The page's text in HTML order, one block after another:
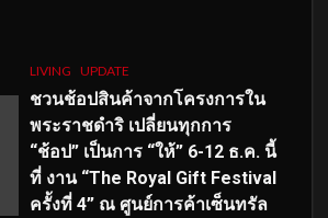
LIVING UPDATE
ชวนช้อปสินค้าจากโครงการใน
พระราชดำริ เปลี่ยนทุกการ
“ช้อป” เป็นการ “ให้” 6-12 ธ.ค. นี้
ที่ งาน “The Royal Gift Festival
ครั้งที่ 4” ณ ศูนย์การค้าเซ็นทรัล